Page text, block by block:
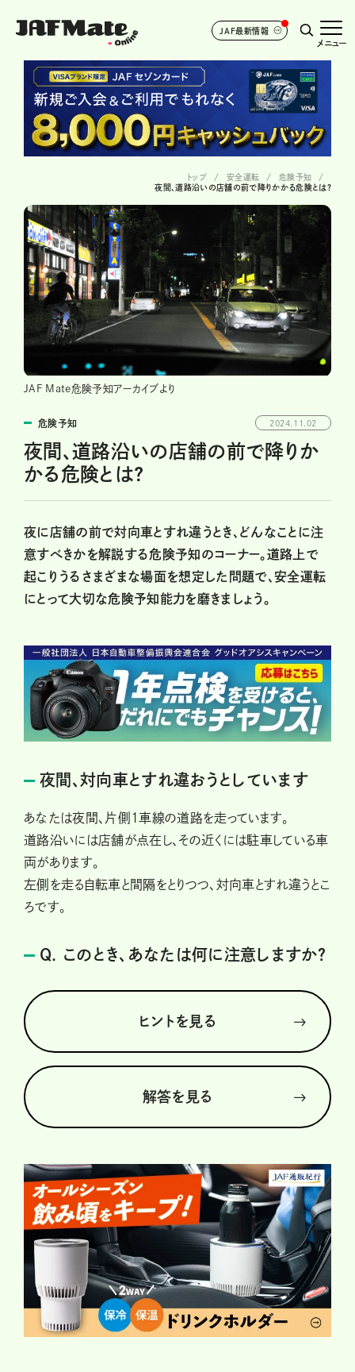
JAF最新情報
メニュー
トップ 安全運転
危険予知
夜間、道路沿いの店舗の前で降りかかる危険とは?
JAF Mate危険予知アーカイブより
危険予知 2024.11.02
夜間、道路沿いの店舗の前で降りか
かる危険とは?
夜に店舗の前で対向車とすれ違うとき、どんなことに注
意すべきかを解説する危険予知のコーナー。道路上で
起こりうるさまざまな場面を想定した問題で、安全運転
にとって大切な危険予知能力を磨きましょう。
夜間、対向車とすれ違おうとしています
あなたは夜間、片側1車線の道路を走っています。
道路沿いには店舗が点在し、その近くには駐車している車
両があります。
左側を走る自転車と間隔をとりつつ、対向車とすれ違うとこ
ろです。
Q. このとき、あなたは何に注意しますか？
ヒントを見る
解答を見る